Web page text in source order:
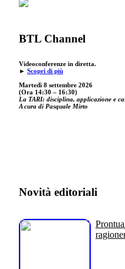
BTL Channel
Videoconferenze in diretta.
► Scopri di più
Martedì 8 settembre 2026
(Ora 14:30 – 16:30)
La TARI: disciplina, applicazione e
A cura di Pasquale Mirto
Novità editoriali